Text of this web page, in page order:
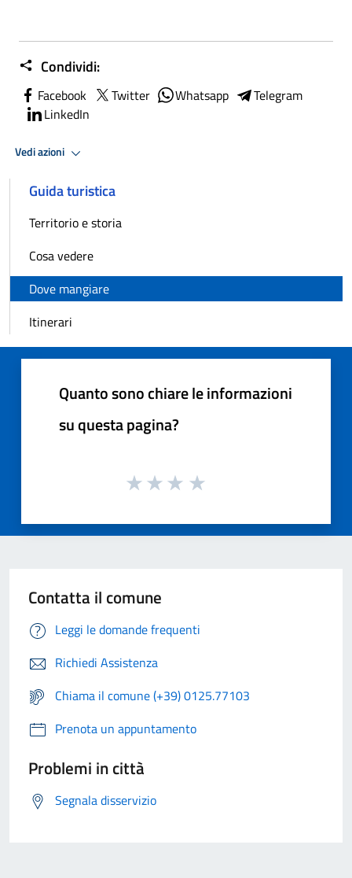
Condividi:
Facebook Twitter Whatsapp
Telegram
LinkedIn
Vedi azioni
Guida turistica
Territorio e storia
Cosa vedere
Dove mangiare
Itinerari
Quanto sono chiare le informazioni
su questa pagina?
Contatta il comune
Leggi le domande frequenti
Richiedi Assistenza
Chiama il comune (+39) 0125.77103
Prenota un appuntamento
Problemi in città
Segnala disservizio